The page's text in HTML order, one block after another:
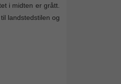
i midten er grått.
landstedstilen og